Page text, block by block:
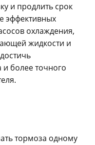
и продлить срок
эффективных
охлаждения,
жидкости и
более точного
тормоза одному